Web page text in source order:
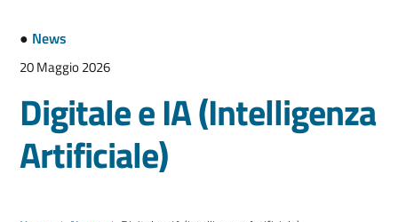
News
Progetti europei
● News
20 Maggio 2026
Digitale e IA (Intelligenza
Artificiale)